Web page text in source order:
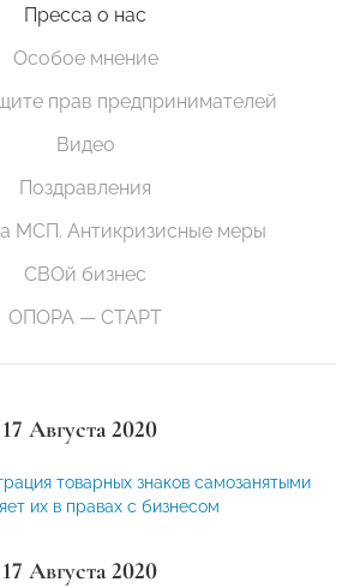
Пресса о нас
Особое мнение
прав предпринимателей
Видео
Поздравления
МСП. Антикризисные меры
СВОй бизнес
ОПОРА — СТАРТ
17 Августа 2020
товарных знаков самозанятыми
их в правах с бизнесом
17 Августа 2020